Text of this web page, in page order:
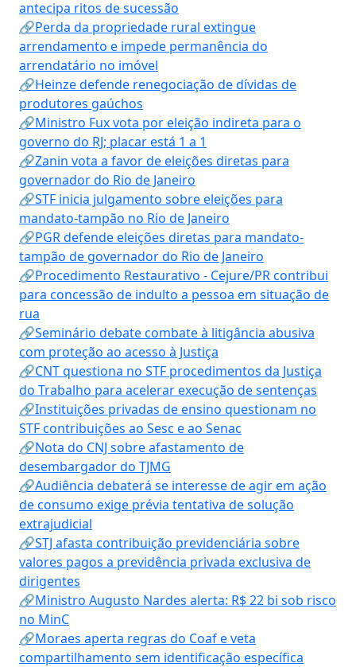
antecipa ritos de sucessão
🔗Perda da propriedade rural extingue
arrendamento e impede permanência do
arrendatário no imóvel
🔗Heinze defende renegociação de dívidas de
produtores gaúchos
🔗Ministro Fux vota por eleição indireta para o
governo do RJ; placar está 1 a 1
🔗Zanin vota a favor de eleições diretas para
governador do Rio de Janeiro
🔗STF inicia julgamento sobre eleições para
mandato-tampão no Rio de Janeiro
🔗PGR defende eleições diretas para mandato-
tampão de governador do Rio de Janeiro
🔗Procedimento Restaurativo - Cejure/PR contribui
para concessão de indulto a pessoa em situação de
rua
🔗Seminário debate combate à litigância abusiva
com proteção ao acesso à Justiça
🔗CNT questiona no STF procedimentos da Justiça
do Trabalho para acelerar execução de sentenças
🔗Instituições privadas de ensino questionam no
STF contribuições ao Sesc e ao Senac
🔗Nota do CNJ sobre afastamento de
desembargador do TJMG
🔗Audiência debaterá se interesse de agir em ação
de consumo exige prévia tentativa de solução
extrajudicial
🔗STJ afasta contribuição previdenciária sobre
valores pagos a previdência privada exclusiva de
dirigentes
🔗Ministro Augusto Nardes alerta: R$ 22 bi sob risco
no MinC
🔗Moraes aperta regras do Coaf e veta
compartilhamento sem identificação específica